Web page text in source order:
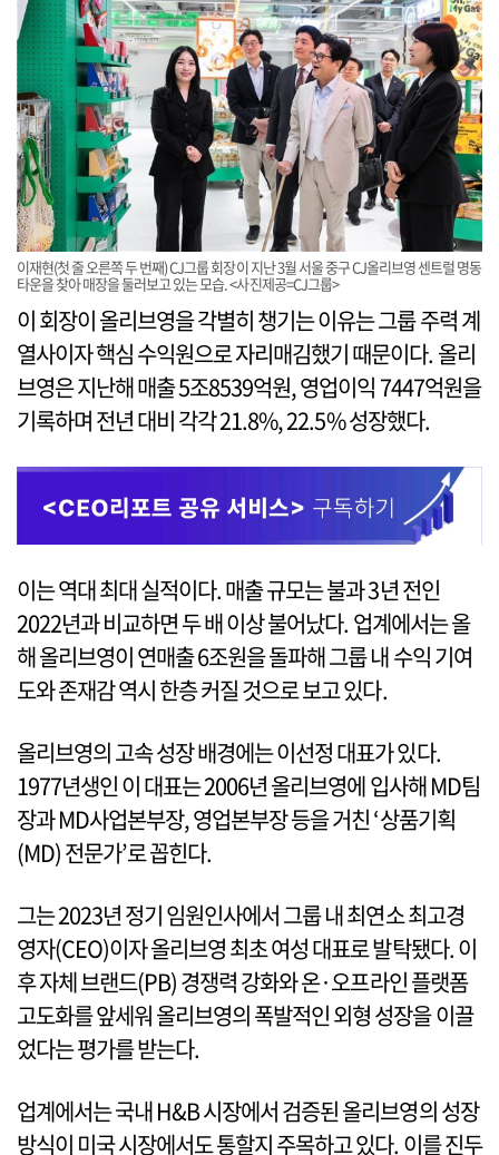
이재현(첫 줄 오른쪽 두 번째) CJ그룹 회장이 지난 3월 서울 중구 CJ올리브영 센트럴 명동
타운을 찾아 매장을 둘러보고 있는 모습. <사진제공=CJ그룹>
이 회장이 올리브영을 각별히 챙기는 이유는 그룹 주력 계
열사이자 핵심 수익원으로 자리매김했기 때문이다. 올리
브영은 지난해 매출 5조8539억원, 영업이익 7447억원을
기록하며 전년 대비 각각 21.8%, 22.5% 성장했다.
이는 역대 최대 실적이다. 매출 규모는 불과 3년 전인
2022년과 비교하면 두 배 이상 불어났다. 업계에서는 올
해 올리브영이 연매출 6조원을 돌파해 그룹 내 수익 기여
도와 존재감 역시 한층 커질 것으로 보고 있다.
올리브영의 고속 성장 배경에는 이선정 대표가 있다.
1977년생인 이 대표는 2006년 올리브영에 입사해 MD팀
장과 MD사업본부장, 영업본부장 등을 거친 ‘상품기획
(MD) 전문가’로 꼽힌다.
그는 2023년 정기 임원인사에서 그룹 내 최연소 최고경
영자(CEO)이자 올리브영 최초 여성 대표로 발탁됐다. 이
후 자체 브랜드(PB) 경쟁력 강화와 온·오프라인 플랫폼
고도화를 앞세워 올리브영의 폭발적인 외형 성장을 이끌
었다는 평가를 받는다.
업계에서는 국내 H&B 시장에서 검증된 올리브영의 성장
방식이 미국 시장에서도 통할지 주목하고 있다. 이를 진두